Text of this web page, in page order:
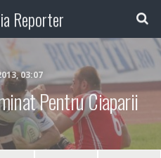
Reporter
03:07
Pentru Ciaparii